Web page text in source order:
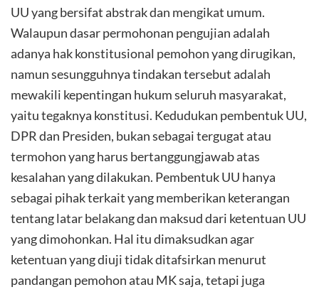
UU yang bersifat abstrak dan mengikat umum.
Walaupun dasar permohonan pengujian adalah
adanya hak konstitusional pemohon yang dirugikan,
namun sesungguhnya tindakan tersebut adalah
mewakili kepentingan hukum seluruh masyarakat,
yaitu tegaknya konstitusi. Kedudukan pembentuk UU,
DPR dan Presiden, bukan sebagai tergugat atau
termohon yang harus bertanggungjawab atas
kesalahan yang dilakukan. Pembentuk UU hanya
sebagai pihak terkait yang memberikan keterangan
tentang latar belakang dan maksud dari ketentuan UU
yang dimohonkan. Hal itu dimaksudkan agar
ketentuan yang diuji tidak ditafsirkan menurut
pandangan pemohon atau MK saja, tetapi juga